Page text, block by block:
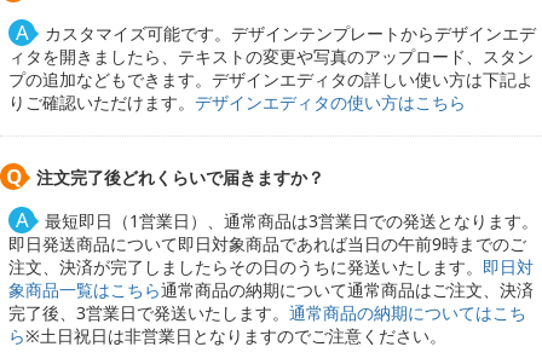
カスタマイズ可能です。デザインテンプレートからデザインエデ
ィタを開きましたら、テキストの変更や写真のアップロード、スタン
プの追加などもできます。デザインエディタの詳しい使い方は下記よ
りご確認いただけます。 デザインエディタの使い方はこちら
注文完了後どれくらいで届きますか？
最短即日（1営業日）、通常商品は3営業日での発送となります。
即日発送商品について即日対象商品であれば当日の午前9時までのご
注文、決済が完了しましたらその日のうちに発送いたします。
即日対
象商品一覧はこちら通常商品の納期について通常商品はご注文、決済
完了後、3営業日で発送いたします。 通常商品の納期についてはこち
ら※土日祝日は非営業日となりますのでご注意ください。